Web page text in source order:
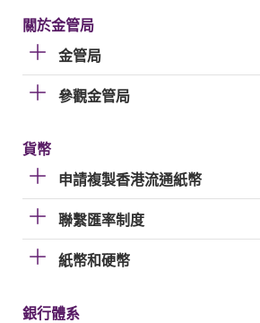
關於金管局
金管局
參觀金管局
貨幣
申請複製香港流通紙幣
聯繫匯率制度
紙幣和硬幣
銀行體系